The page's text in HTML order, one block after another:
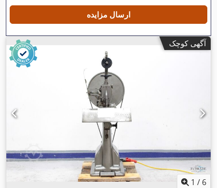
ارسال مزایده
آگهی کوچک
1 / 6